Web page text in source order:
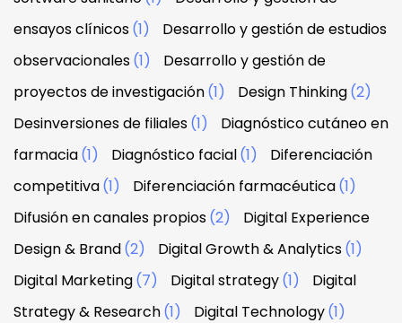
ensayos clínicos(1)
Desarrollo y gestión de estudios
observacionales(1)
Desarrollo y gestión de
proyectos de investigación(1) Design Thinking(2)
Desinversiones de filiales(1)
Diagnóstico cutáneo en
farmacia(1) Diagnóstico facial(1)
Diferenciación
competitiva(1) Diferenciación farmacéutica(1)
Difusión en canales propios(2)
Digital Experience
Design & Brand(2) Digital Growth & Analytics(1)
Digital Marketing(7) Digital strategy(1)
Digital
Strategy & Research(1) Digital Technology(1)